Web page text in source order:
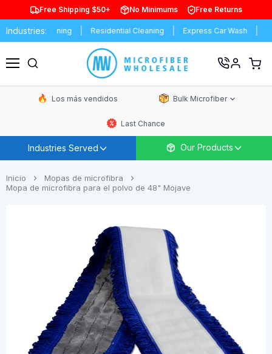
Free Shipping $50+ No Minimums Free Returns
Industries:
Cleaning Residential Cleaning Express Car Wash Schools
Ver
Los más vendidos Bulk Microfiber
Last Chance
Industries Served Our Products
Inicio
Mopas de microfibra
Mopa de microfibra para el polvo de 48" Mojave